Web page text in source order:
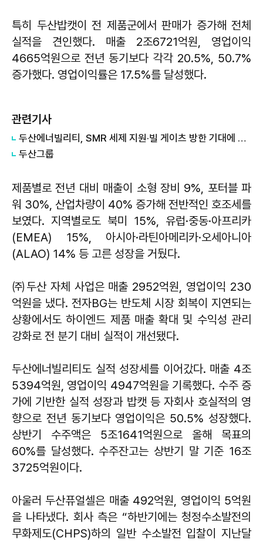
특히 두산밥캣이 전 제품군에서 판매가 증가해 전체
실적을 견인했다. 매출 2조6721억원, 영업이익
4665억원으로 전년 동기보다 각각 20.5%, 50.7%
증가했다. 영업이익률은 17.5%를 달성했다.
관련기사
두산에너빌리티, SMR 세제 지원·빌 게이츠 방한 기대에 5%대 강세
두산그룹
제품별로 전년 대비 매출이 소형 장비 9%, 포터블 파
워 30%, 산업차량이 40% 증가해 전반적인 호조세를
보였다. 지역별로도 북미 15%, 유럽·중동·아프리카
(EMEA) 15%, 아시아·라틴아메리카·오세아니아
(ALAO) 14% 등 고른 성장을 거뒀다.
㈜두산 자체 사업은 매출 2952억원, 영업이익 230
억원을 냈다. 전자BG는 반도체 시장 회복이 지연되는
상황에서도 하이엔드 제품 매출 확대 및 수익성 관리
강화로 전 분기 대비 실적이 개선됐다.
두산에너빌리티도 실적 성장세를 이어갔다. 매출 4조
5394억원, 영업이익 4947억원을 기록했다. 수주 증
가에 기반한 실적 성장과 밥캣 등 자회사 호실적의 영
향으로 전년 동기보다 영업이익은 50.5% 성장했다.
상반기 수주액은 5조1641억원으로 올해 목표의
60%를 달성했다. 수주잔고는 상반기 말 기준 16조
3725억원이다.
아울러 두산퓨얼셀은 매출 492억원, 영업이익 5억원
을 나타냈다. 회사 측은 “하반기에는 청정수소발전의
무화제도(CHPS)하의 일반 수소발전 입찰이 지난달